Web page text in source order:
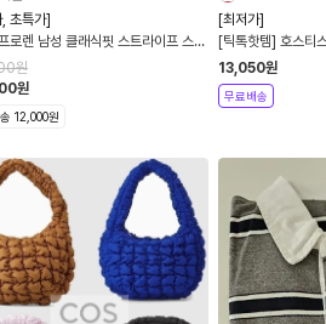
초특가]
로렌 남성 클래식핏 스트라이프 스트
린 셔츠
원
원
12,000원
[최저가]
[틱톡핫템] 호스티
13,050원
무료배송